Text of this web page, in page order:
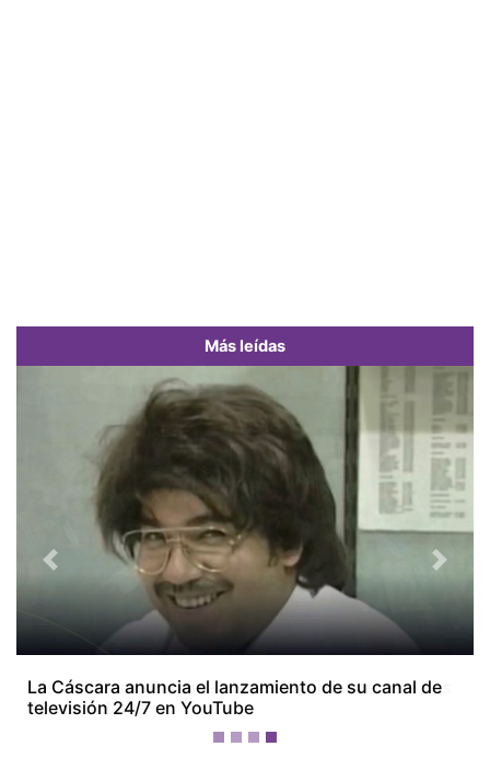
Más leídas
Miss Universe Panamá presenta oficialmente a sus
28 candidatas
Previous Next